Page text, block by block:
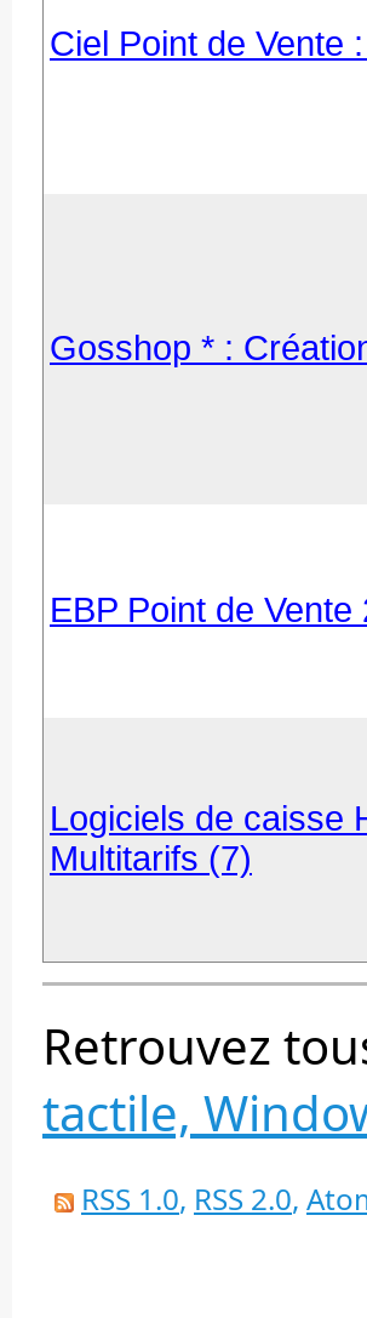
Ciel Point de Vente
Gosshop * :
EBP Point de
Logiciels de caisse
Multitarifs (7)
Retrouvez
tactile,
RSS 1.0, RSS 2.0,